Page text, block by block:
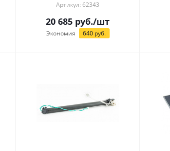
Артикул: 62343
20 685 руб./шт
Экономия 640руб.